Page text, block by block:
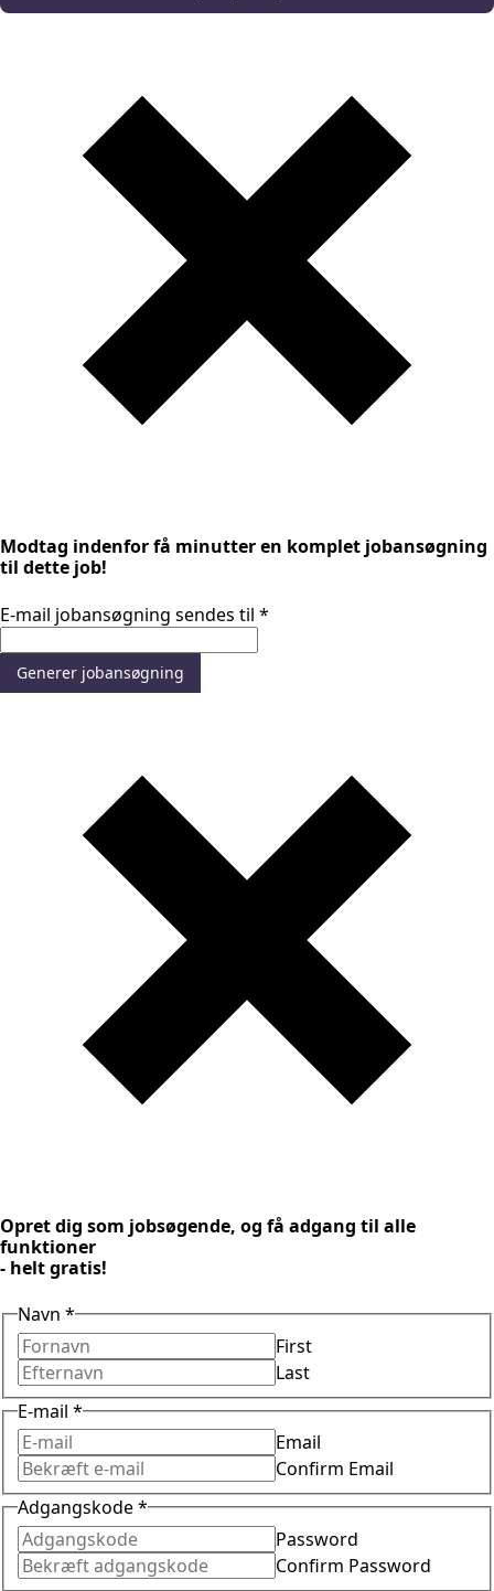
Modtag indenfor få minutter en komplet jobansøgning
til dette job!
E-mail jobansøgning sendes til *
Generer jobansøgning
Opret dig som jobsøgende, og få adgang til alle
funktioner
- helt gratis!
Navn *
First
Last
E-mail *
Email
Confirm Email
Adgangskode*
Password
Confirm Password